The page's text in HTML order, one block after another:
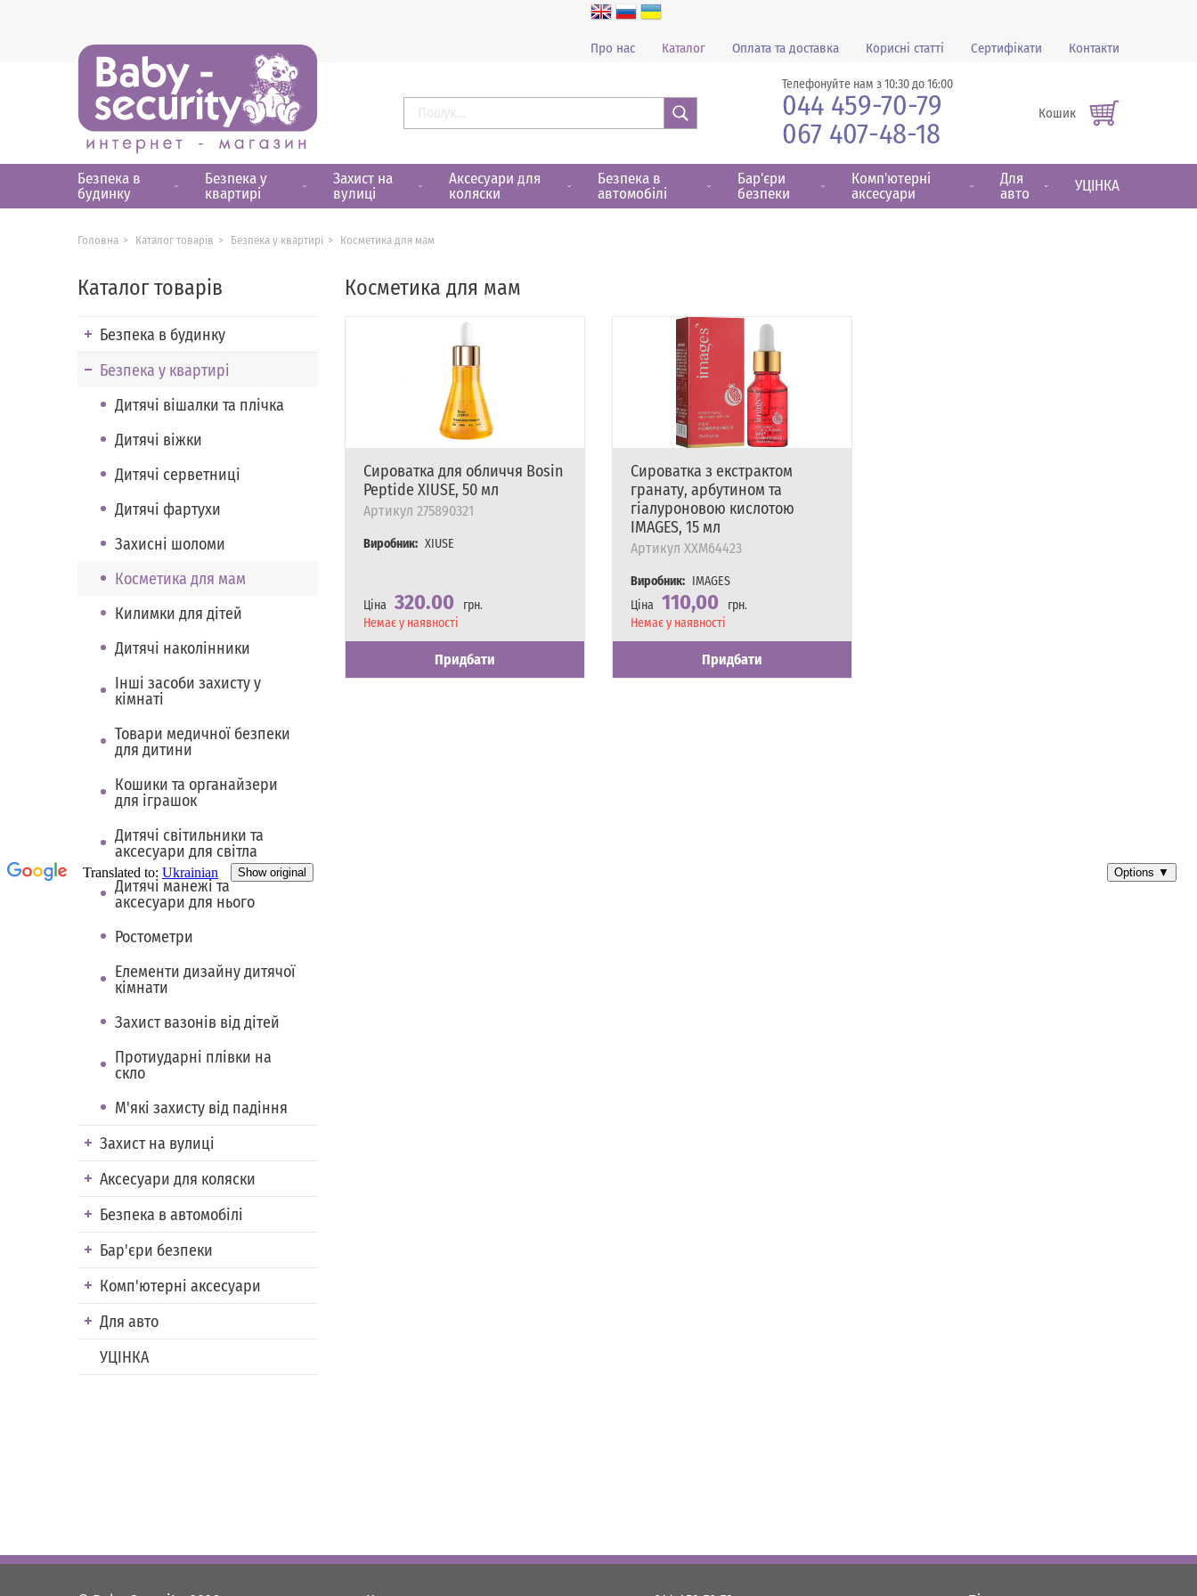
Про нас Каталог Оплата та доставка Корисні статті Сертифікати Контакти
Телефонуйте нам з 10:30 до 16:00
044 459-70-79
067 407-48-18
Кошик
Безпека в
будинку
Безпека у
квартирі
Захист на
вулиці
Аксесуари для
коляски
Безпека в
автомобілі
Бар'єри
безпеки
Комп'ютерні
аксесуари
Для
авто
УЦІНКА
Головна Каталог товарів Безпека у квартирі Косметика для мам
Каталог товарів
Безпека в будинку
Безпека у квартирі
Дитячі вішалки та плічка
Дитячі віжки
Дитячі серветниці
Дитячі фартухи
Захисні шоломи
Косметика для мам
Килимки для дітей
Дитячі наколінники
Інші засоби захисту у
кімнаті
Товари медичної безпеки
для дитини
Кошики та органайзери
для іграшок
Дитячі світильники та
аксесуари для світла
Дитячі манежі та
аксесуари для нього
Ростометри
Елементи дизайну дитячої
кімнати
Захист вазонів від дітей
Протиударні плівки на
скло
М'які захисту від падіння
Захист на вулиці
Аксесуари для коляски
Безпека в автомобілі
Бар'єри безпеки
Комп'ютерні аксесуари
Для авто
УЦІНКА
Косметика для мам
Сироватка для обличчя Bosin
Peptide XIUSE, 50 мл
Артикул 275890321
Виробник: XIUSE
Ціна 320.00
грн.
Наявність
Немає у наявності
Придбати
Сироватка з екстрактом
гранату, арбутином та
гіалуроновою кислотою
IMAGES, 15 мл
Артикул XXM64423
Виробник: IMAGES
Ціна 110,00
грн.
Наявність
Немає у наявності
Придбати